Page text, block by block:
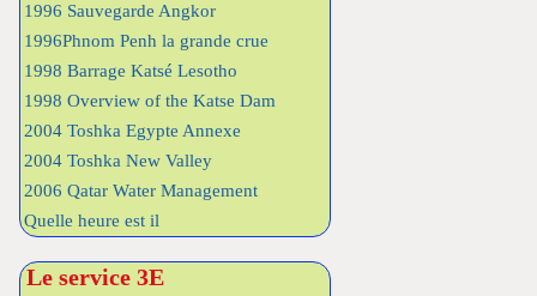
1996 Sauvegarde Angkor
1996Phnom Penh la grande crue
1998 Barrage Katsé Lesotho
1998 Overview of the Katse Dam
2004 Toshka Egypte Annexe
2004 Toshka New Valley
2006 Qatar Water Management
Quelle heure est il
Le service 3E